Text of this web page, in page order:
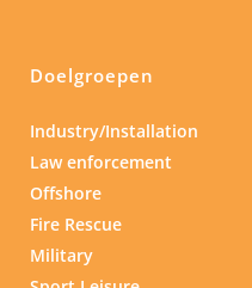
Doelgroepen
Industry/Installation
Law enforcement
Offshore
Fire Rescue
Military